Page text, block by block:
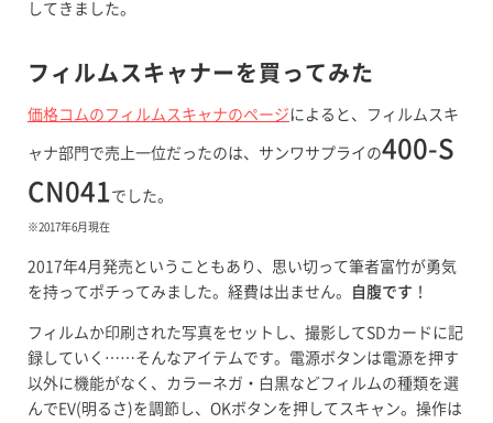
してきました。
フィルムスキャナーを買ってみた
価格コムのフィルムスキャナのページによると、フィルムスキ
ャナ部門で売上一位だったのは、サンワサプライの400-S
CN041 でした。
※2017年6月現在
2017年4月発売ということもあり、思い切って筆者富竹が勇気
を持ってポチってみました。経費は出ません。
自腹です ！
フィルムか印刷された写真をセットし、撮影してSDカードに記
録していく……そんなアイテムです。電源ボタンは電源を押す
以外に機能がなく、カラーネガ・白黒などフィルムの種類を選
んでEV(明るさ)を調節し、OKボタンを押してスキャン。操作は